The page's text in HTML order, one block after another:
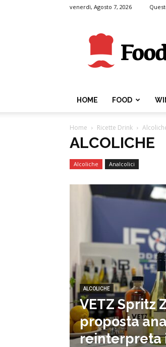
venerdì, Agosto 7, 2026
FoodPress
HOME FOOD
Home Ricette Drink
ALCOLICHE
Alcoliche Analcolici
ALCOLICHE
VETZ Spritz
proposta
reinterpreta